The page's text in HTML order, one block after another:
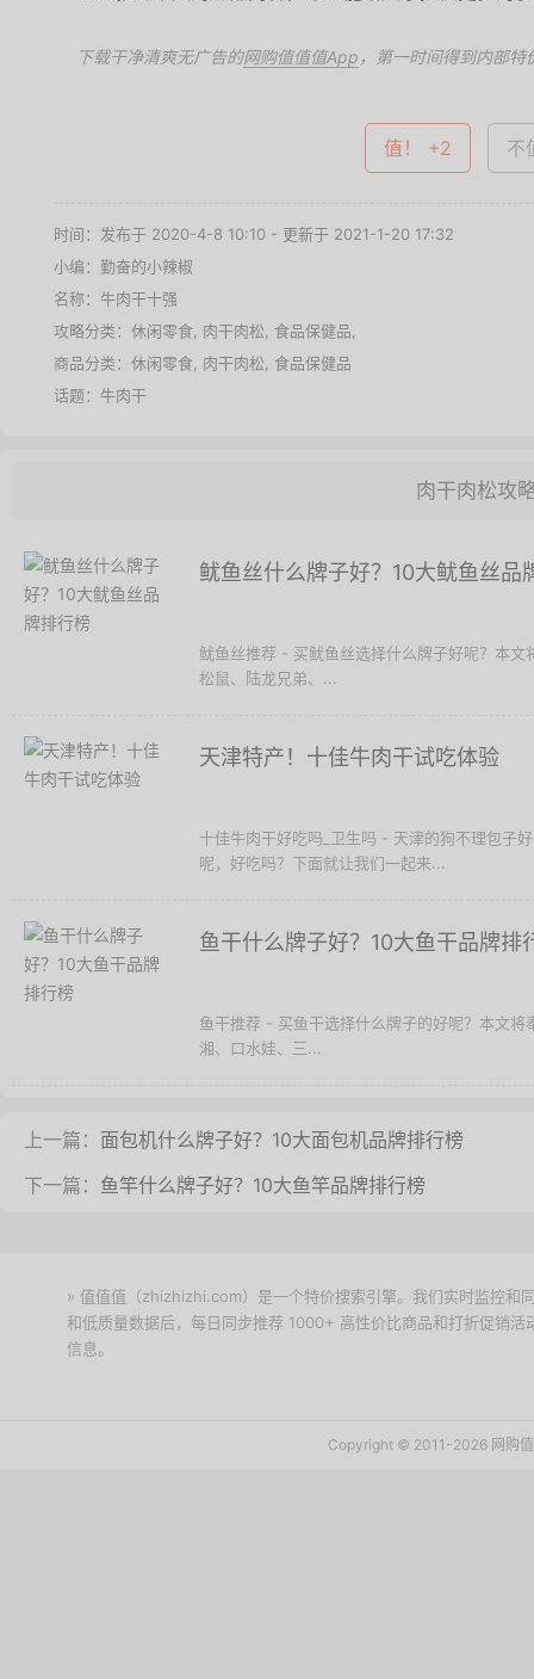
下载干净清爽无广告的网购值值值App ，第一时间得到内部特
值！ +2 不
时间：发布于 2020-4-8 10:10 - 更新于 2021-1-20 17:32
小编：勤奋的小辣椒
名称： 牛肉干十强
攻略分类： 休闲零食 肉干肉松 食品保健品
商品分类： 休闲零食 肉干肉松
食品保健品
话题： 牛肉干
肉干肉松攻
鱿鱼丝什么牌子好？10大鱿鱼丝品
鱿鱼丝推荐 - 买鱿鱼丝选择什么牌子好呢？本
松鼠、陆龙兄弟、...
天津特产！十佳牛肉干试吃体验
十佳牛肉干好吃吗_卫生吗 - 天津的狗不理包子
呢，好吃吗？下面就让我们一起来...
鱼干什么牌子好？10大鱼干品牌排
鱼干推荐 - 买鱼干选择什么牌子的好呢？本文
湘、口水娃、三...
上一篇： 面包机什么牌子好？10大面包机品牌排行榜
下一篇： 鱼竿什么牌子好？10大鱼竿品牌排行榜
» 值值值（zhizhizhi.com）是一个特价搜索引擎。我们实时监控和
和低质量数据后，每日同步推荐 1000+ 高性价比商品和打折促销
信息。
Copyright © 2011-2026 网购